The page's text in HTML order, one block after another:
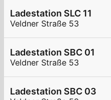
Ladestation SLC 11
Veldner Straße 53
Ladestation SBC 01
Veldner Straße 53
Ladestation SBC 03